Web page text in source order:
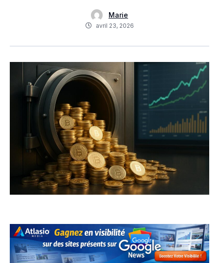
Marie
avril 23, 2026